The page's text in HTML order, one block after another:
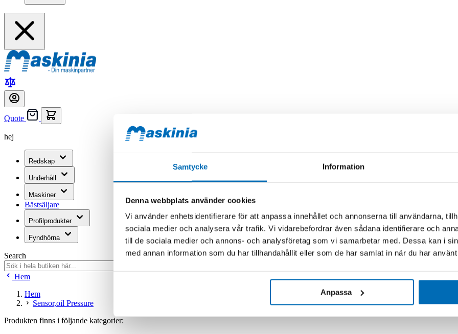
Samtycke Information
Denna webbplats använder cookies
Vi använder enhetsidentifierare för att anpassa innehållet och annonserna till användarna,
sociala medier och analysera vår trafik. Vi vidarebefordrar även sådana identifierare och
till de sociala medier och annons- och analysföretag som vi samarbetar med. Dessa kan i
med annan information som du har tillhandahållit eller som de har samlat in när du har
Anpassa
Quote
hej
Redskap
Underhåll
Maskiner
Bästsäljare
Profilprodukter
Fyndhörna
Search
Hem
Hem
Sensor,oil Pressure
Produkten finns i följande kategorier: